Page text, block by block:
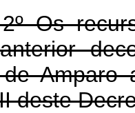
Os
Amparo
deste